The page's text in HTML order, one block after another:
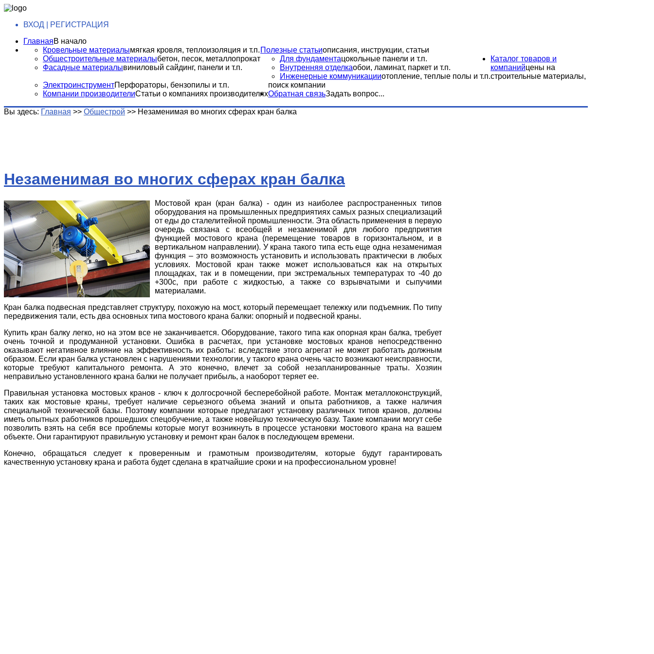
ВХОД | РЕГИСТРАЦИЯ
ГлавнаяВ начало
Полезные статьиописания, инструкции, статьи
Кровельные материалымягкая кровля, теплоизоляция и т.п.
Общестроительные материалыбетон, песок, металлопрокат
Фасадные материалывиниловый сайдинг, панели и т.п.
Для фундаментацокольные панели и т.п.
Внутренняя отделкаобои, ламинат, паркет и т.п.
Инженерные коммуникацииотопление, теплые полы и т.п.
ЭлектроинструментПерфораторы, бензопилы и т.п.
Компании производителиСтатьи о компаниях производителях
Каталог товаров и
компанийцены на
строительные материалы,
поиск компании
Обратная связьЗадать вопрос...
Вы здесь: Главная >> Общестрой >> Незаменимая во многих сферах кран балка
Незаменимая во многих сферах кран балка
Мостовой кран (кран балка) - один из наиболее распространенных типов
оборудования на промышленных предприятиях самых разных специализаций
от еды до сталелитейной промышленности. Эта область применения в первую
очередь связана с всеобщей и незаменимой для любого предприятия
функцией мостового крана (перемещение товаров в горизонтальном, и в
вертикальном направлении). У крана такого типа есть еще одна незаменимая
функция – это возможность установить и использовать практически в любых
условиях. Мостовой кран также может использоваться как на открытых
площадках, так и в помещении, при экстремальных температурах то -40 до
+300c, при работе с жидкостью, а также со взрывчатыми и сыпучими
материалами.
Кран балка подвесная представляет структуру, похожую на мост, который перемещает тележку или подъемник. По типу
передвижения тали, есть два основных типа мостового крана балки: опорный и подвесной краны.
Купить кран балку легко, но на этом все не заканчивается. Оборудование, такого типа как опорная кран балка, требует
очень точной и продуманной установки. Ошибка в расчетах, при установке мостовых кранов непосредственно
оказывают негативное влияние на эффективность их работы: вследствие этого агрегат не может работать должным
образом. Если кран балка установлен с нарушениями технологии, у такого крана очень часто возникают неисправности,
которые требуют капитального ремонта. А это конечно, влечет за собой незапланированные траты. Хозяин
неправильно установленного крана балки не получает прибыль, а наоборот теряет ее.
Правильная установка мостовых кранов - ключ к долгосрочной бесперебойной работе. Монтаж металлоконструкций,
таких как мостовые краны, требует наличие серьезного объема знаний и опыта работников, а также наличия
специальной технической базы. Поэтому компании которые предлагают установку различных типов кранов, должны
иметь опытных работников прошедших спецобучение, а также новейшую техническую базу. Такие компании могут себе
позволить взять на себя все проблемы которые могут возникнуть в процессе установки мостового крана на вашем
объекте. Они гарантируют правильную установку и ремонт кран балок в последующем времени.
Конечно, обращаться следует к проверенным и грамотным производителям, которые будут гарантировать
качественную установку крана и работа будет сделана в кратчайшие сроки и на профессиональном уровне!